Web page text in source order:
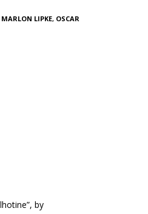
MARLON LIPKE, OSCAR